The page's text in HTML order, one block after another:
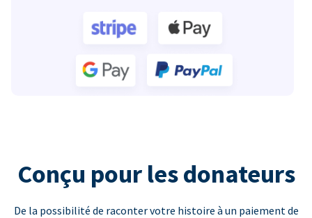
Conçu pour les donateurs
De la possibilité de raconter votre histoire à un paiement de